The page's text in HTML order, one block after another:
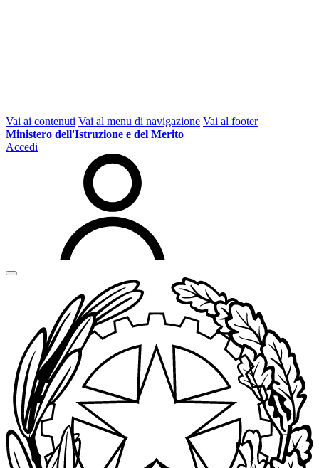
Vai ai contenuti Vai al menu di navigazione Vai al footer
Ministero dell'Istruzione e del Merito
Accedi